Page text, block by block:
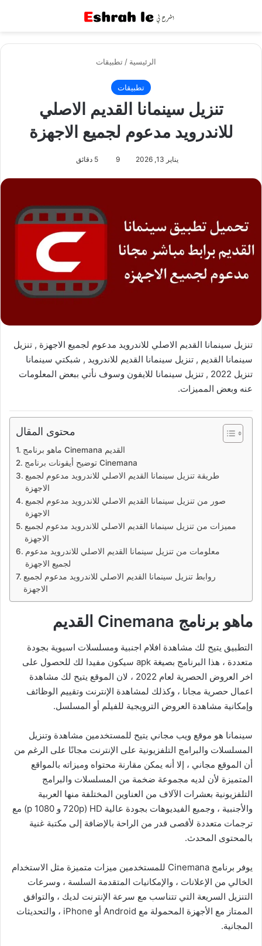
الرئيسية / تطبيقات
تطبيقات
تنزيل سينمانا القديم الاصلي
للاندرويد مدعوم لجميع الاجهزة
يناير 13, 2026 9
تنزيل سينمانا القديم الاصلي للاندرويد مدعوم لجميع الاجهزة , تنزيل
سينمانا القديم , تنزيل سينمانا القديم للاندرويد , شبكتي سينمانا
تنزيل 2022 , تنزيل سينمانا للايفون وسوف نأتي ببعض المعلومات
عنه وبعض المميزات.
محتوى المقال
ماهو برنامج Cinemana القديم
توضيح أيقونات برنامج Cinemana
طريقة تنزيل سينمانا القديم الاصلي للاندرويد مدعوم لجميع
الاجهزة
صور من تنزيل سينمانا القديم الاصلي للاندرويد مدعوم لجميع
الاجهزة
مميزات من تنزيل سينمانا القديم الاصلي للاندرويد مدعوم لجميع
الاجهزة
معلومات من تنزيل سينمانا القديم الاصلي للاندرويد مدعوم
لجميع الاجهزة
روابط تنزيل سينمانا القديم الاصلي للاندرويد مدعوم لجميع
الاجهزة
ماهو برنامج Cinemana القديم
التطبيق يتيح لك مشاهدة افلام اجنبية ومسلسلات اسيوية بجودة
متعددة ، هذا البرنامج بصيغة apk سيكون مفيدا لك للحصول على
اخر العروض الحصرية لعام 2022 ، لان الموقع يتيح لك مشاهدة
اعمال حصرية مجانا ، وكذلك لمشاهدة الإنترنت وتقييم الوظائف
وإمكانية مشاهدة العروض الترويجية للفيلم أو المسلسل.
سينمانا هو موقع ويب مجاني يتيح للمستخدمين مشاهدة وتنزيل
المسلسلات والبرامج التلفزيونية على الإنترنت مجانًا على الرغم من
أن الموقع مجاني ، إلا أنه يمكن مقارنة محتواه وميزاته بالمواقع
المتميزة لأن لديه مجموعة ضخمة من المسلسلات والبرامج
التلفزيونية بعشرات الآلاف من العناوين المختلفة منها العربية
والأجنبية ، وجميع الفيديوهات بجودة عالية HD (720p و 1080 p) مع
ترجمات متعددة لأقصى قدر من الراحة بالإضافة إلى مكتبة غنية
بالمحتوى المحدث.
يوفر برنامج Cinemana للمستخدمين ميزات متميزة مثل الاستخدام
الخالي من الإعلانات ، والإمكانيات المتقدمة السلسة ، وسرعات
التنزيل السريعة التي تتناسب مع سرعة الإنترنت لديك ، والتوافق
الممتاز مع الأجهزة المحمولة مع Android أو iPhone ، والتحديثات
المجانية.